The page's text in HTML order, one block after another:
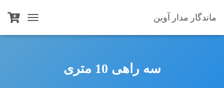
ماندگار مدار آوین
TOGGLE
NAVIGATION
سه راهی 10 متری